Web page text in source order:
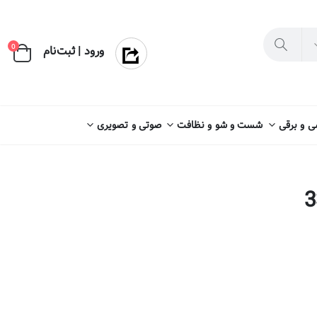
ورود | ثبت‌نام 0
و برقی شست و شو و نظافت صوتی و تصویری